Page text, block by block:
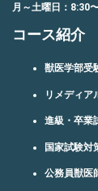
月～土曜日：8:30
コース紹介
獣医学部受
リメディア
進級・卒業
国家試験対
公務員獣医